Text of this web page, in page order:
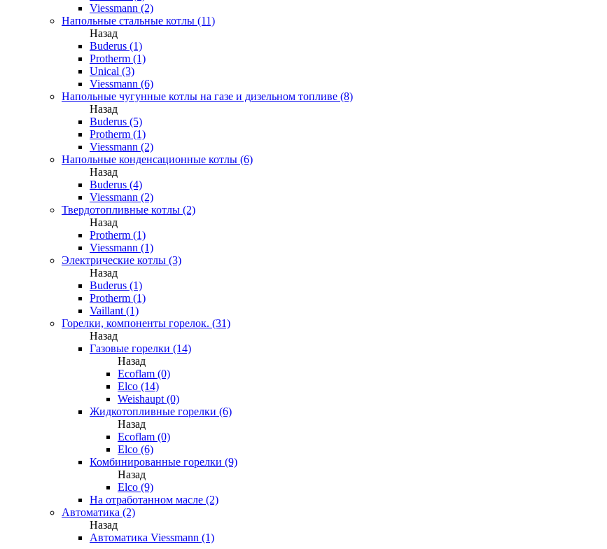
Viessmann (2)
Напольные стальные котлы (11)
Назад
Buderus (1)
Protherm (1)
Unical (3)
Viessmann (6)
Напольные чугунные котлы на газе и дизельном топливе (8)
Назад
Buderus (5)
Protherm (1)
Viessmann (2)
Напольные конденсационные котлы (6)
Назад
Buderus (4)
Viessmann (2)
Твердотопливные котлы (2)
Назад
Protherm (1)
Viessmann (1)
Электрические котлы (3)
Назад
Buderus (1)
Protherm (1)
Vaillant (1)
Горелки, компоненты горелок. (31)
Назад
Газовые горелки (14)
Назад
Ecoflam (0)
Elco (14)
Weishaupt (0)
Жидкотопливные горелки (6)
Назад
Ecoflam (0)
Elco (6)
Комбинированные горелки (9)
Назад
Elco (9)
На отработанном масле (2)
Автоматика (2)
Назад
Автоматика Viessmann (1)